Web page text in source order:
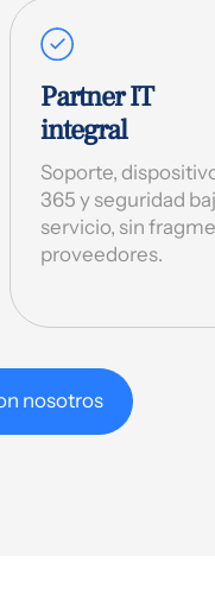
Partner IT
integral
Soporte,
365 y seguridad
servicio, sin
proveedores.
nosotros